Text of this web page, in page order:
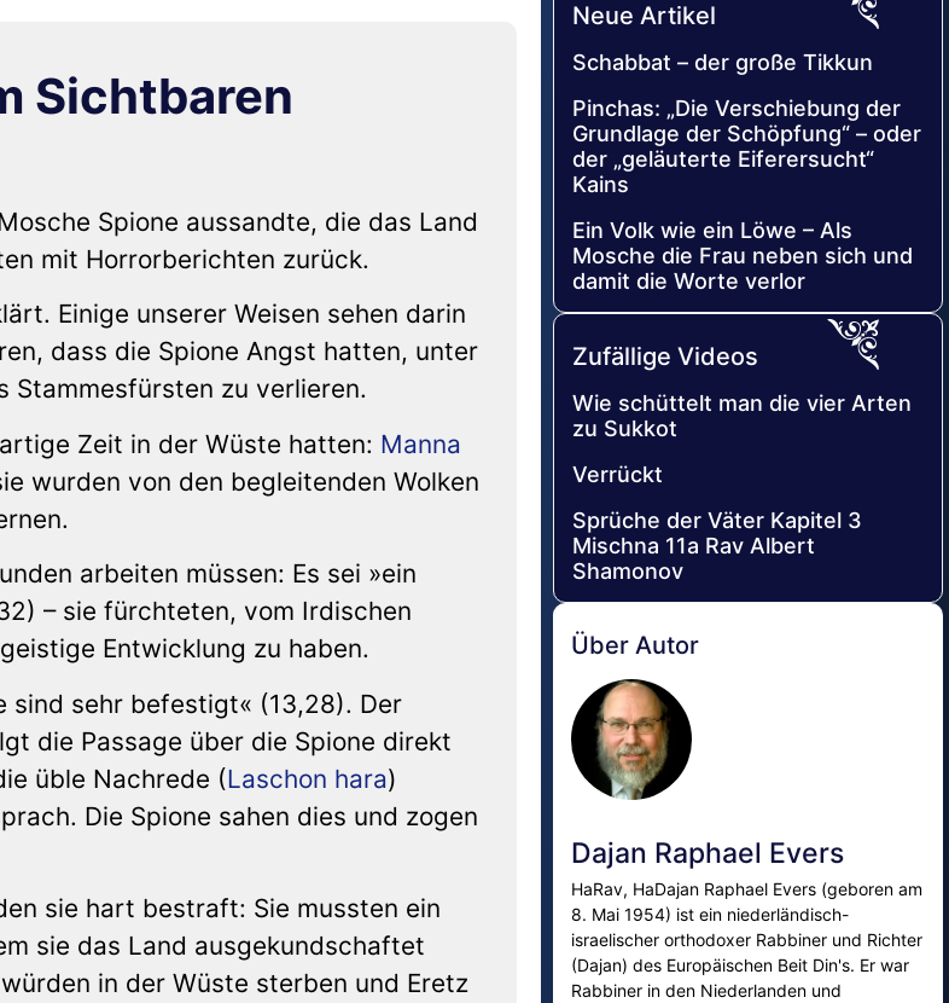
Sichtbaren
Spione aussandte, die das Land
mit Horrorberichten zurück.
Einige unserer Weisen sehen darin
dass die Spione Angst hatten, unter
Stammesfürsten zu verlieren.
Zeit in der Wüste hatten: Manna
wurden von den begleitenden Wolken
arbeiten müssen: Es sei »ein
– sie fürchteten, vom Irdischen
Entwicklung zu haben.
sind sehr befestigt« (13,28). Der
die Passage über die Spione direkt
üble Nachrede (Laschon hara)
Die Spione sahen dies und zogen
sie hart bestraft: Sie mussten ein
sie das Land ausgekundschaftet
in der Wüste sterben und Eretz
Neue Artikel
Schabbat – der große Tikkun
Pinchas: „Die Verschiebung der
Grundlage der Schöpfung“ – oder
der „geläuterte Eiferersucht“
Kains
Ein Volk wie ein Löwe – Als
Mosche die Frau neben sich und
damit die Worte verlor
Zufällige Videos
Wie schüttelt man die vier Arten
zu Sukkot
Verrückt
Sprüche der Väter Kapitel 3
Mischna 11a Rav Albert
Shamonov
Über Autor
Dajan Raphael Evers
HaRav, HaDajan Raphael Evers (geboren am
8. Mai 1954) ist ein niederländisch-
israelischer orthodoxer Rabbiner und Richter
(Dajan) des Europäischen Beit Din's. Er war
Rabbiner in den Niederlanden und